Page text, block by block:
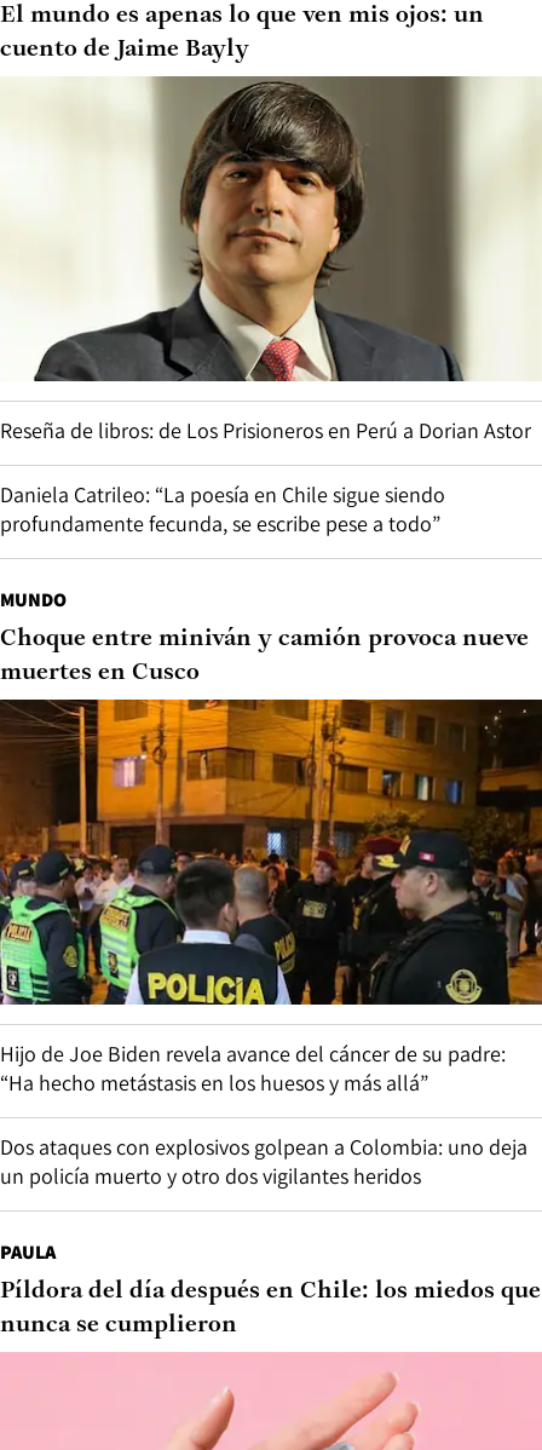
El mundo es apenas lo que ven mis ojos: un
cuento de Jaime Bayly
Reseña de libros: de Los Prisioneros en Perú a Dorian Astor
Daniela Catrileo: “La poesía en Chile sigue siendo
profundamente fecunda, se escribe pese a todo”
MUNDO
Choque entre miniván y camión provoca nueve
muertes en Cusco
Hijo de Joe Biden revela avance del cáncer de su padre:
“Ha hecho metástasis en los huesos y más allá”
Dos ataques con explosivos golpean a Colombia: uno deja
un policía muerto y otro dos vigilantes heridos
PAULA
Píldora del día después en Chile: los miedos que
nunca se cumplieron